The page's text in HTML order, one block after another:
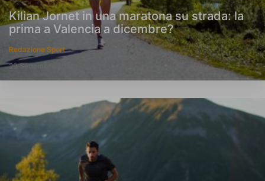
Kilian Jornet in una maratona su strada: la
prima a Valencia a dicembre?
Redazione Sport
29 Settembre 2020